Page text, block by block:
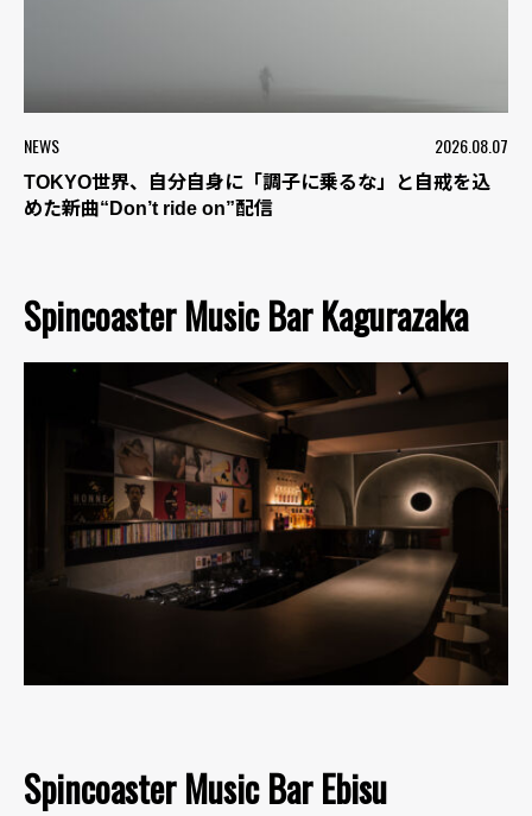
NEWS 2026.08.07
TOKYO世界、自分自身に「調子に乗るな」と自戒を込
めた新曲“Don’t ride on”配信
Spincoaster Music Bar Kagurazaka
Spincoaster Music Bar Ebisu